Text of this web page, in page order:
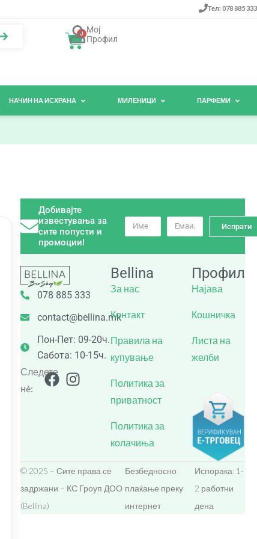
Тел: 078 885 333
0 Мој
Профил
НАЧИН НА ИСХРАНА МИЛЕНИЦИ ПАРФЕМИ
Добивајте
известувања за
сите попусти и
промоции!
Испрати
078 885 333
contact@bellina.mk
Пон-Пет: 09-20ч.
Сабота: 10-15ч.
Следете
нè:
Bellina
За нас
Контакт
Правила на
купување
Политика за
приватност
Политика за
колачиња
Профил
Најава
Кошничка
Листа на
желби
© 2025 – Сите права се
задржани – КС Гроуп ДОО
(Bellina)
Безбедносно
плаќање преку
интернет
Испорака: 1-
2 работни
дена